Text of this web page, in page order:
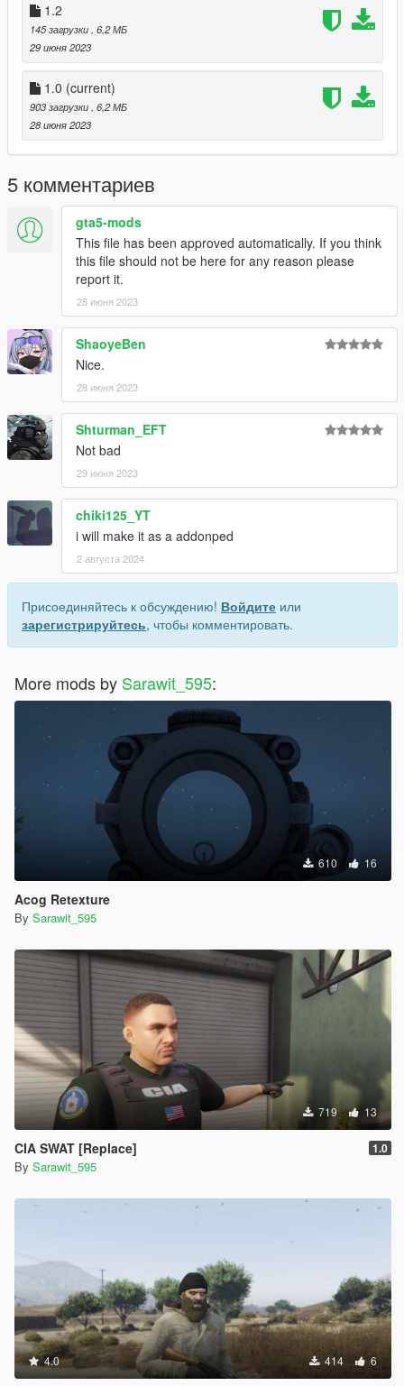
1.2
145 загрузки , 6,2 МБ
29 июня 2023
1.0 (current)
903 загрузки , 6,2 МБ
28 июня 2023
5 комментариев
gta5-mods
This file has been approved automatically. If you think
this file should not be here for any reason please
report it.
28 июня 2023
ShaoyeBen
Nice.
28 июня 2023
Shturman_EFT
Not bad
29 июня 2023
chiki125_YT
i will make it as a addonped
2 августа 2024
Присоединяйтесь к обсуждению! Войдите или
зарегистрируйтесь, чтобы комментировать.
More mods by Sarawit_595:
610 16
Acog Retexture
By Sarawit_595
719 13
CIA SWAT [Replace] 1.0
By Sarawit_595
4.0 414 6